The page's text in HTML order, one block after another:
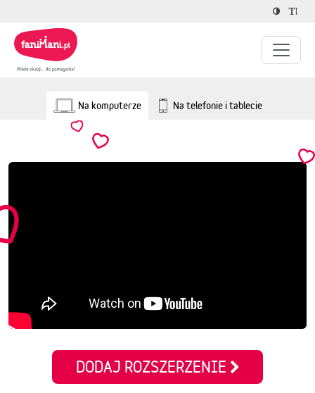
Na komputerze Na telefonie i tablecie
DODAJ ROZSZERZENIE